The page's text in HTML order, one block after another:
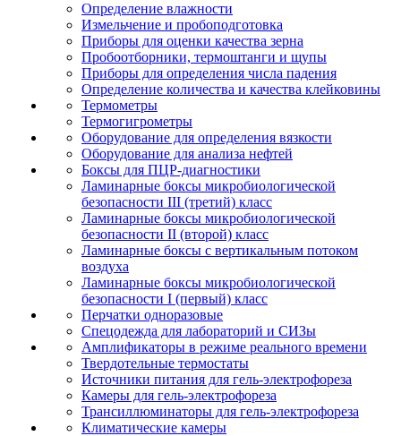
Определение влажности
Измельчение и пробоподготовка
Приборы для оценки качества зерна
Пробоотборники, термоштанги и щупы
Приборы для определения числа падения
Определение количества и качества клейковины
Термометры
Термогигрометры
Оборудование для определения вязкости
Оборудование для анализа нефтей
Боксы для ПЦР-диагностики
Ламинарные боксы микробиологической
безопасности III (третий) класс
Ламинарные боксы микробиологической
безопасности II (второй) класс
Ламинарные боксы с вертикальным потоком
воздуха
Ламинарные боксы микробиологической
безопасности I (первый) класс
Перчатки одноразовые
Спецодежда для лабораторий и СИЗы
Амплификаторы в режиме реального времени
Твердотельные термостаты
Источники питания для гель-электрофореза
Камеры для гель-электрофореза
Трансиллюминаторы для гель-электрофореза
Климатические камеры